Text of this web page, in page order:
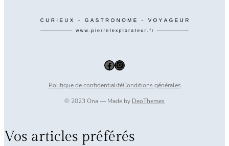
Facebook Instagram
Politique de confidentialitéConditions générales
© 2023 Ona — Made by DeoThemes
Vos articles préférés